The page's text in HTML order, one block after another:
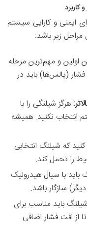
ایمنی و کارایی سیستم
زیر باشد:
اولین و مهم‌ترین مرحله
(پالس‌ها) باید در
هرگز شیلنگی را با
انتخاب نکنید. همیشه
که شیلنگ انتخابی
را تحمل کند.
باید با سیال هیدرولیک
سازگار باشد.
باید مناسب برای
از افت فشار اضافی